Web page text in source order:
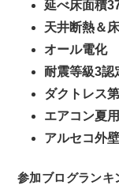
延べ床面積
天井断熱＆
オール電化
耐震等級3認
ダクトレス
エアコン夏
アルセコ外壁
参加ブログランキ